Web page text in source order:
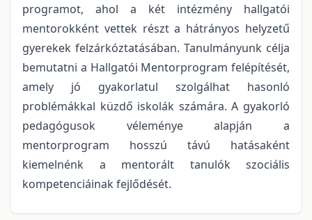
programot, ahol a két intézmény hallgatói
mentorokként vettek részt a hátrányos helyzetű
gyerekek felzárkóztatásában. Tanulmányunk célja
bemutatni a Hallgatói Mentorprogram felépítését,
amely jó gyakorlatul szolgálhat hasonló
problémákkal küzdő iskolák számára. A gyakorló
pedagógusok véleménye alapján a
mentorprogram hosszú távú hatásaként
kiemelnénk a mentorált tanulók szociális
kompetenciáinak fejlődését.